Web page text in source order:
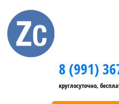
8 (991)
круглосуточно,